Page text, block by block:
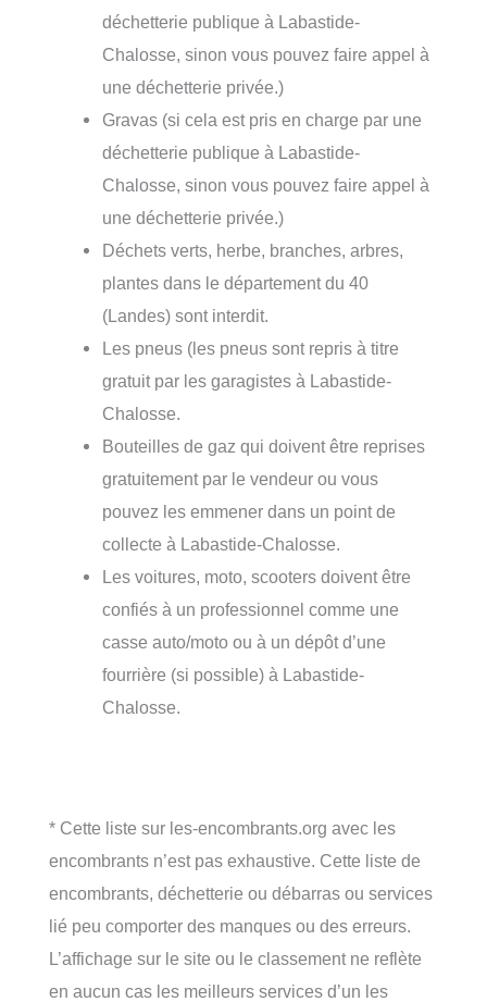
déchetterie publique à Labastide-
Chalosse, sinon vous pouvez faire appel à
une déchetterie privée.)
Gravas (si cela est pris en charge par une
déchetterie publique à Labastide-
Chalosse, sinon vous pouvez faire appel à
une déchetterie privée.)
Déchets verts, herbe, branches, arbres,
plantes dans le département du 40
(Landes) sont interdit.
Les pneus (les pneus sont repris à titre
gratuit par les garagistes à Labastide-
Chalosse.
Bouteilles de gaz qui doivent être reprises
gratuitement par le vendeur ou vous
pouvez les emmener dans un point de
collecte à Labastide-Chalosse.
Les voitures, moto, scooters doivent être
confiés à un professionnel comme une
casse auto/moto ou à un dépôt d’une
fourrière (si possible) à Labastide-
Chalosse.
* Cette liste sur les-encombrants.org avec les
encombrants n’est pas exhaustive. Cette liste de
encombrants, déchetterie ou débarras ou services
lié peu comporter des manques ou des erreurs.
L’affichage sur le site ou le classement ne reflète
en aucun cas les meilleurs services d’un les